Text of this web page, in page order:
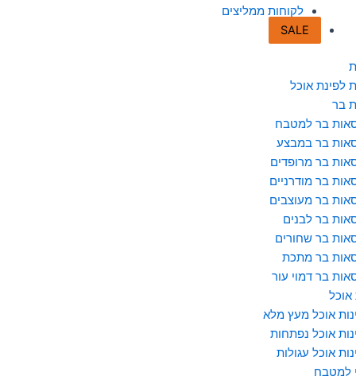
לקוחות ממליצים
SALE
לפינת אוכל
בר
בר למטבח
בר במבצע
בר מרופדים
בר מודרניים
בר מעוצבים
בר לבנים
בר שחורים
בר מתכת
בר דמוי עור
אוכל
אוכל מעץ מלא
אוכל נפתחות
אוכל עגולות
למטבח